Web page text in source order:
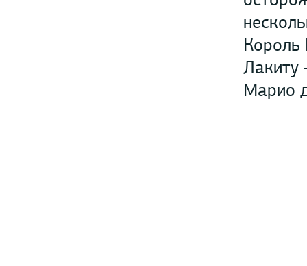
Король
Лакиту
Марио